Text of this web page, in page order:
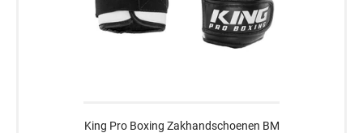
King Pro Boxing Zakhandschoenen BM